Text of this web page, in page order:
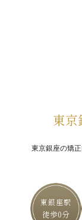
東京
東京銀座の矯
東銀座駅
徒歩0分